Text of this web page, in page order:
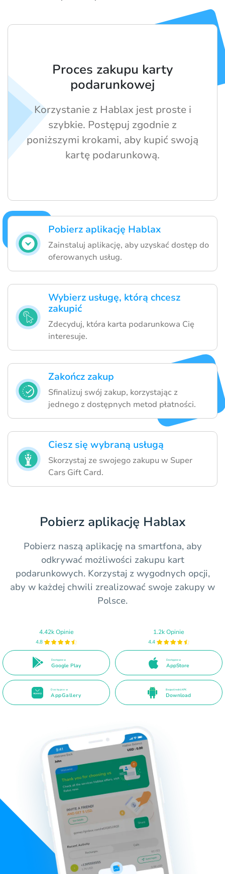
Pobierz aplikację Hablax
Zainstaluj aplikację, aby uzyskać dostęp do
oferowanych usług.
Wybierz usługę, którą chcesz
zakupić
Zdecyduj, która karta podarunkowa Cię
interesuje.
Zakończ zakup
Sfinalizuj swój zakup, korzystając z
jednego z dostępnych metod płatności.
Ciesz się wybraną usługą
Skorzystaj ze swojego zakupu w Super
Cars Gift Card.
Proces zakupu karty
podarunkowej
Korzystanie z Hablax jest proste i
szybkie. Postępuj zgodnie z
poniższymi krokami, aby kupić swoją
kartę podarunkową.
Pobierz aplikację Hablax
Pobierz naszą aplikację na smartfona, aby
odkrywać możliwości zakupu kart
podarunkowych. Korzystaj z wygodnych opcji,
aby w każdej chwili zrealizować swoje zakupy w
Polsce.
4.42k Opinie
4.8
Dostępne w
Google Play
1.2k Opinie
4.4
Dostępne w
AppStore
Dostępne w
AppGallery
Bezpośredni APK
Download